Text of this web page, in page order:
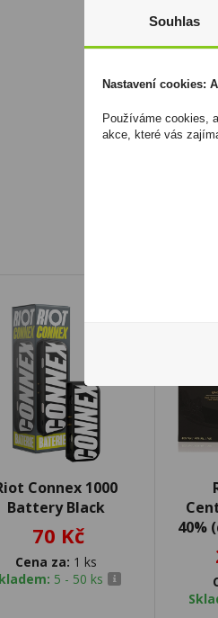
z
I
Connex 1000
Battery Black
70 Kč
Cena za: 1 ks
5 - 50 ks
40%
Souhlas
Nastavení cookies:
Používáme cookies,
akce, které vás